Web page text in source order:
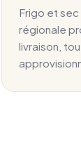
Frigo et sec
régionale
livraison,